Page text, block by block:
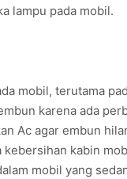
lampu pada mobil.
mobil, terutama
karena ada
Ac agar embun
kabin
mobil yang